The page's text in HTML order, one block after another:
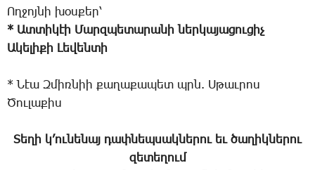
Ողջոյնի խօսքեր՝
* Ատտիկէի Մարզպետարանի ներկայացուցիչ
Ակելիքի Լեվենտի
* Նէա Զմիռնիի քաղաքապետ պրն. Սթաւրոս
Ծուլաքիս
Տեղի կ’ունենայ դափնեպսակներու եւ ծաղիկներու
զետեղում